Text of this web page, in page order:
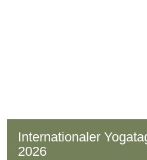
Internationaler
2026